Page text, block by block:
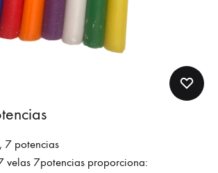
7 potencias
velas 7potencias proporciona: